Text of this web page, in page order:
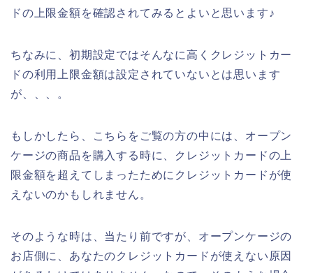
ドの上限金額を確認されてみるとよいと思います♪
ちなみに、初期設定ではそんなに高くクレジットカー
ドの利用上限金額は設定されていないとは思います
が、、、。
もしかしたら、こちらをご覧の方の中には、オープン
ケージの商品を購入する時に、クレジットカードの上
限金額を超えてしまったためにクレジットカードが使
えないのかもしれません。
そのような時は、当たり前ですが、オープンケージの
お店側に、あなたのクレジットカードが使えない原因